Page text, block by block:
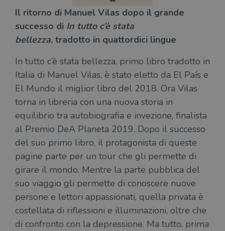
Il ritorno di Manuel Vilas dopo il grande
successo di In tutto c’è stata
bellezza, tradotto in quattordici lingue
In tutto c’è stata bellezza, primo libro tradotto in
Italia di Manuel Vilas, è stato eletto da El País e
El Mundo il miglior libro del 2018. Ora Vilas
torna in libreria con una nuova storia in
equilibrio tra autobiografia e invezione, finalista
al Premio DeA Planeta 2019. Dopo il successo
del suo primo libro, il protagonista di queste
pagine parte per un tour che gli permette di
girare il mondo. Mentre la parte pubblica del
suo viaggio gli permette di conoscere nuove
persone e lettori appassionati, quella privata è
costellata di riflessioni e illuminazioni, oltre che
di confronto con la depressione. Ma tutto, prima